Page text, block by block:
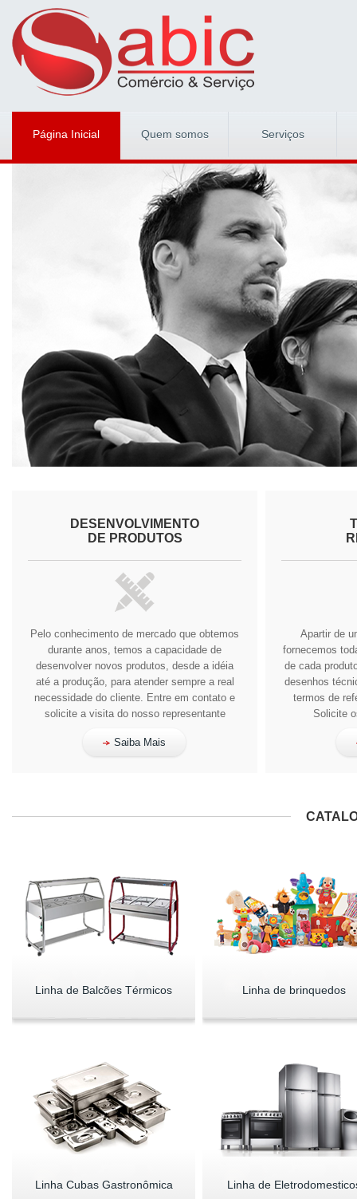
Página Inicial Quem somos Serviços
DESENVOLVIMENTO
DE PRODUTOS
Pelo conhecimento de mercado que obtemos
durante anos, temos a capacidade de
desenvolver novos produtos, desde a idéia
até a produção, para atender sempre a real
necessidade do cliente. Entre em contato e
solicite a visita do nosso representante
Saiba Mais
Apartir de
fornecemos
de cada
desenhos
termos de
Solicite
Linha de Balcões Térmicos Linha de brinquedos
Linha Cubas Gastronômica Linha de